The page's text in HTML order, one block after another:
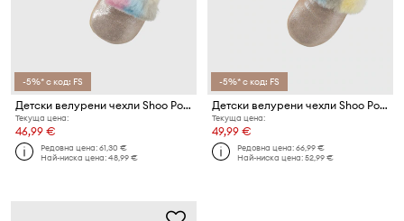
-5%* с код: FS
Детски велурени чехли Shoo Pom
Текуща цена:
46,99 €
Редовна цена:61,30 €
Най-ниска цена:48,99 €
-5%* с код: FS
Детски велурени чехли Shoo Pom
Текуща цена:
49,99 €
Редовна цена:66,99 €
Най-ниска цена:52,99 €